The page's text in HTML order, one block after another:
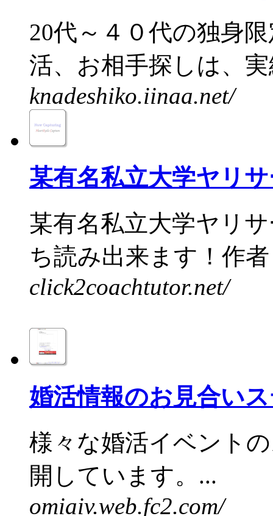
20代～４０代の独身
活、お相手探しは、
knadeshiko.iinaa.net/
某有名私立大学ヤリ
某有名私立大学ヤリ
ち読み出来ます！作
click2coachtutor.net/
婚活情報のお見合い
様々な婚活イベント
開しています。...
omiaiv.web.fc2.com/